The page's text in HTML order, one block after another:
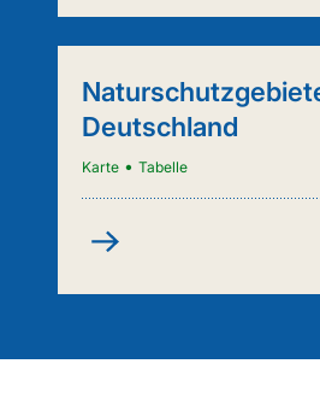
Städtische
Ökosysteme
Deutschland
(W-
VO
Art.
Deutschland
Karte • Tabelle
Naturschutzgebiete
Deutschland